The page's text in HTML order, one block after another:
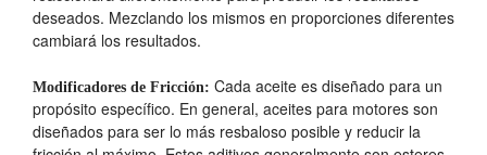
deseados. Mezclando los mismos en proporciones diferentes
cambiará los resultados.
Modificadores de Fricción: Cada aceite es diseñado para un
propósito específico. En general, aceites para motores son
diseñados para ser lo más resbaloso posible y reducir la